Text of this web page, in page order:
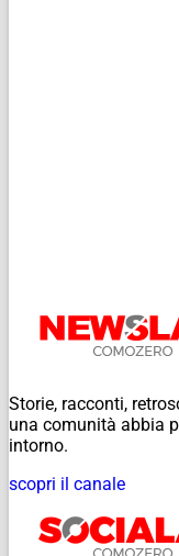
Storie, racconti,
una comunità abbia
intorno.
scopri il canale